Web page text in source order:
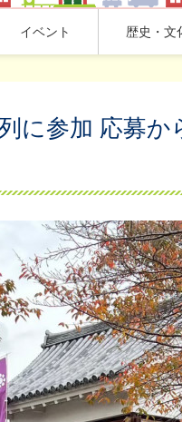
イベント 歴史・文
に参加 応募